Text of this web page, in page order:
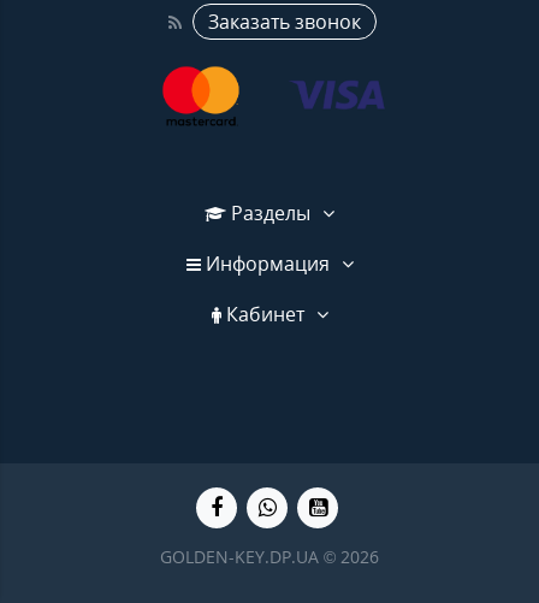
Заказать звонок
Разделы
Информация
Кабинет
GOLDEN-KEY.DP.UA © 2026